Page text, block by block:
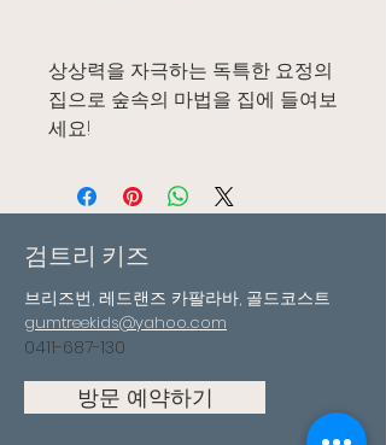
상상력을 자극하는 독특한 요정의
집으로 숲속의 마법을 집에 들여보
세요!
검트리 키즈
브리즈번, 레드랜즈 카팔라바, 골드코스트
gumtreekids@yahoo.com
0411-687-130
방문 예약하기